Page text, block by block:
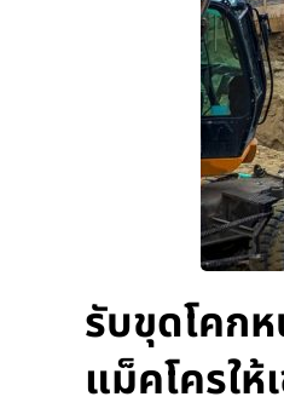
รับขุดโคก
แม็คโครให้